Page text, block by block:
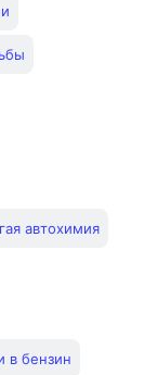
автохимия
в бензин